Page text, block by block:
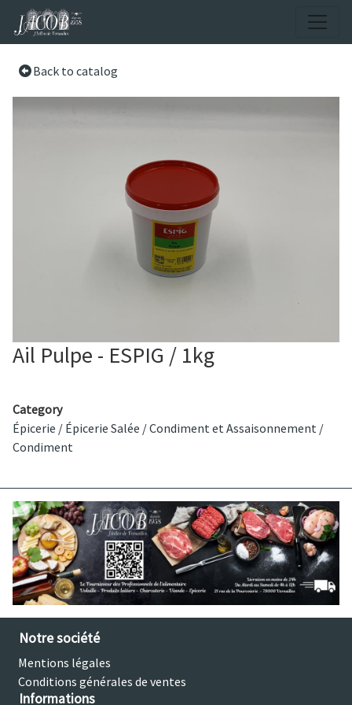
Back to catalog
Ail Pulpe - ESPIG / 1kg
Category
Épicerie / Épicerie Salée /Condiment et Assaisonnement /
Condiment
Notre société
Mentions légales
Conditions générales de ventes
Informations